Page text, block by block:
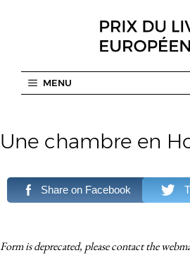
MENU
Une chambre en
Share on Facebook
Form is deprecated, please contact the